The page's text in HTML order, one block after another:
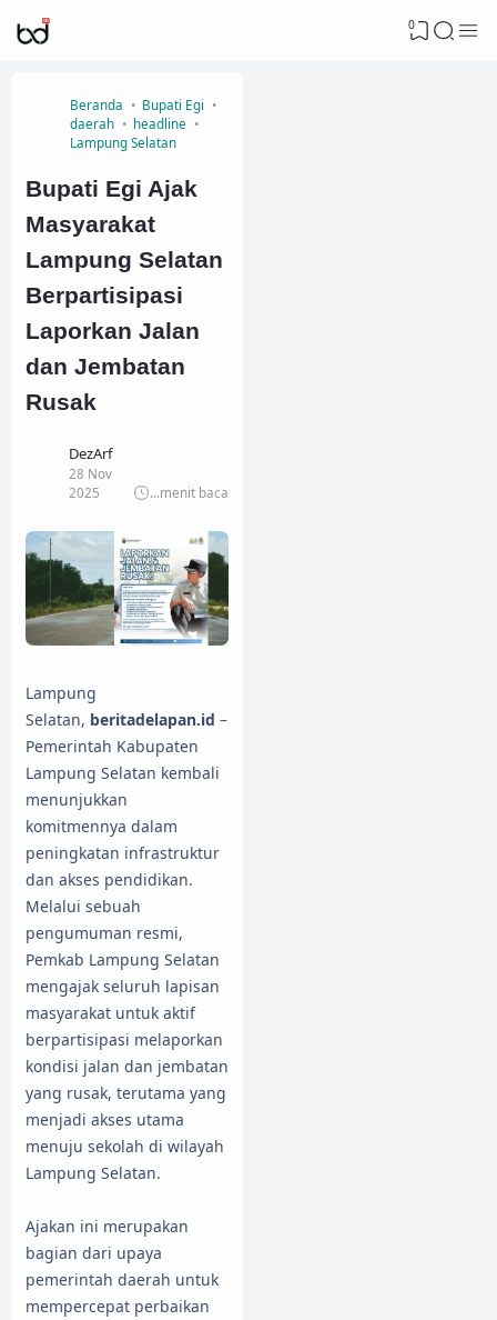
0
Beranda
Bupati Egi
daerah
headline
Lampung Selatan
Bupati Egi Ajak
Masyarakat
Lampung Selatan
Berpartisipasi
Laporkan Jalan
dan Jembatan
Rusak
DezArf
28 Nov
2025
...menit baca
​Lampung
Selatan, beritadelapan.id –
Pemerintah Kabupaten
Lampung Selatan kembali
menunjukkan
komitmennya dalam
peningkatan infrastruktur
dan akses pendidikan.
Melalui sebuah
pengumuman resmi,
Pemkab Lampung Selatan
mengajak seluruh lapisan
masyarakat untuk aktif
berpartisipasi melaporkan
kondisi jalan dan jembatan
yang rusak, terutama yang
menjadi akses utama
menuju sekolah di wilayah
Lampung Selatan.
​Ajakan ini merupakan
bagian dari upaya
pemerintah daerah untuk
mempercepat perbaikan